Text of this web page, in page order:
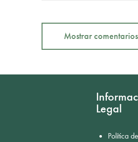
Mostrar comentarios
Legal
Política